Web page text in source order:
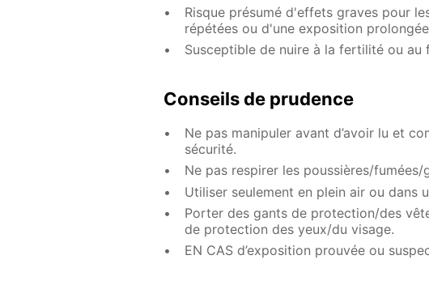
Risque présumé d'effets graves pour
répétées ou d'une exposition
Susceptible de nuire à la fertilité ou
Conseils de prudence
Ne pas manipuler avant d’avoir lu et
sécurité.
Ne pas respirer les poussières/
Utiliser seulement en plein air ou dans
Porter des gants de protection/des
de protection des yeux/du visage.
EN CAS d’exposition prouvée ou